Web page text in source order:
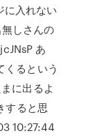
に入れない
しさんの
あ
くるという
に出るよ
すると思
10:27:44